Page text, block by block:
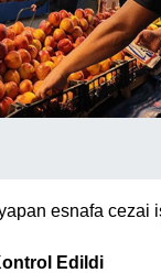
yapan esnafa cezai
Edildi